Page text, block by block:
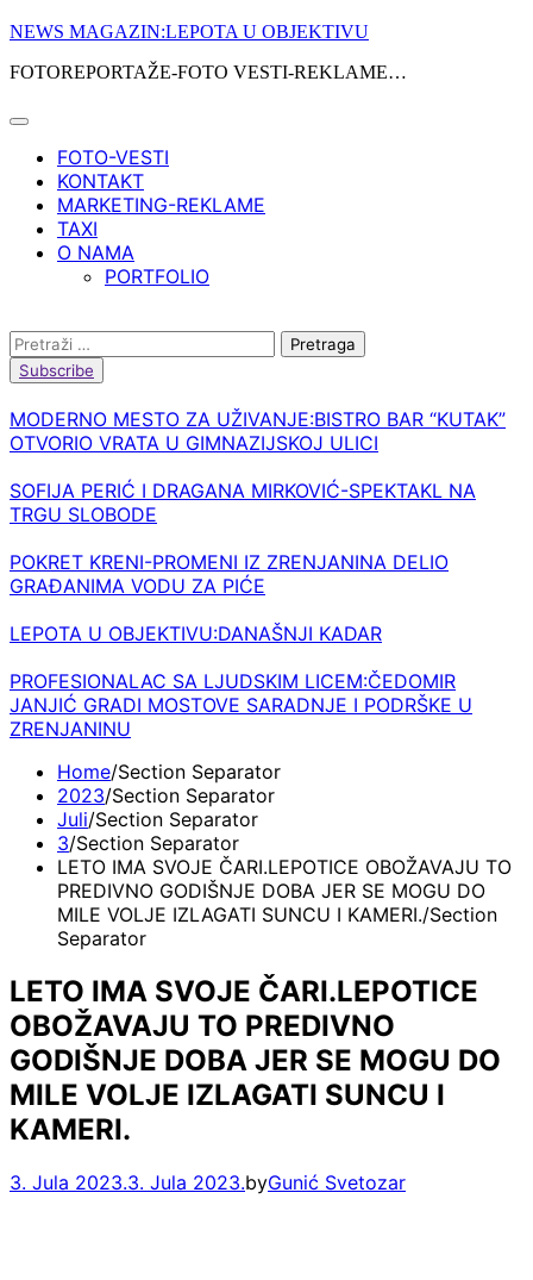
Skip
content
NEWS MAGAZIN:LEPOTA U OBJEKTIVU
FOTOREPORTAŽE-FOTO VESTI-REKLAME…
FOTO-VESTI
KONTAKT
MARKETING-REKLAME
TAXI
O NAMA
PORTFOLIO
Pretraga:
Subscribe
MODERNO MESTO ZA UŽIVANJE:BISTRO BAR “KUTAK”
OTVORIO VRATA U GIMNAZIJSKOJ ULICI
SOFIJA PERIĆ I DRAGANA MIRKOVIĆ-SPEKTAKL NA
TRGU SLOBODE
POKRET KRENI-PROMENI IZ ZRENJANINA DELIO
GRAĐANIMA VODU ZA PIĆE
LEPOTA U OBJEKTIVU:DANAŠNJI KADAR
PROFESIONALAC SA LJUDSKIM LICEM:ČEDOMIR
JANJIĆ GRADI MOSTOVE SARADNJE I PODRŠKE U
ZRENJANINU
Home
2023
Juli
3
LETO IMA SVOJE ČARI.LEPOTICE OBOŽAVAJU TO
PREDIVNO GODIŠNJE DOBA JER SE MOGU DO
MILE VOLJE IZLAGATI SUNCU I KAMERI.
LETO IMA SVOJE ČARI.LEPOTICE
OBOŽAVAJU TO PREDIVNO
GODIŠNJE DOBA JER SE MOGU DO
MILE VOLJE IZLAGATI SUNCU I
KAMERI.
3. Jula 2023.3. Jula 2023.byGunić Svetozar